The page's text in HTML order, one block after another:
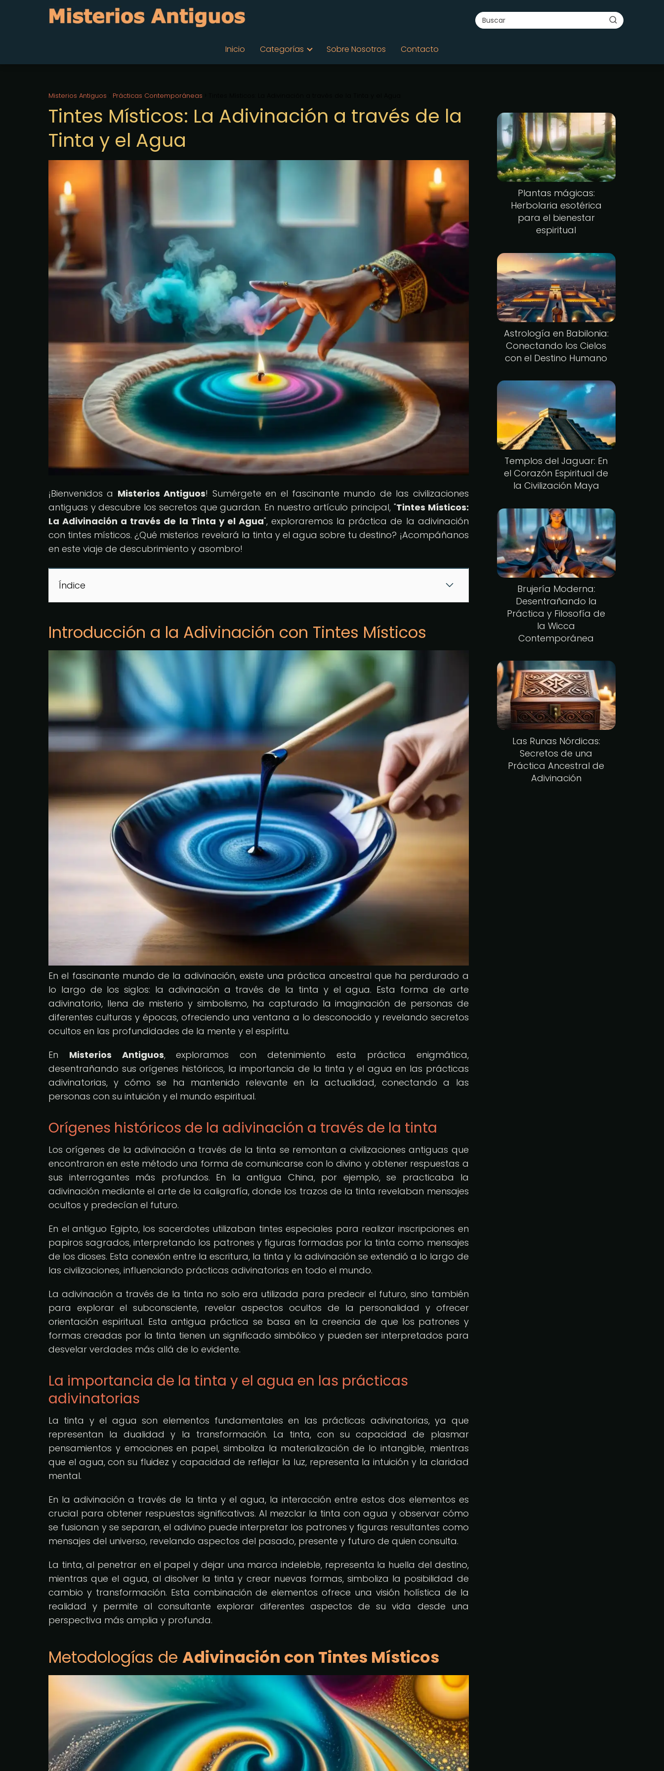
Inicio Categorías Sobre Nosotros Contacto
Misterios Antiguos Prácticas Contemporáneas
Tintes Místicos: La Adivinación a través de la
Tinta y el Agua
¡Bienvenidos a Misterios Antiguos! Sumérgete en el fascinante mundo de las civilizaciones
antiguas y descubre los secretos que guardan. En nuestro artículo principal, "Tintes Místicos:
La Adivinación a través de la Tinta y el Agua", exploraremos la práctica de la adivinación
con tintes místicos. ¿Qué misterios revelará la tinta y el agua sobre tu destino? ¡Acompáñanos
en este viaje de descubrimiento y asombro!
Índice
Introducción a la Adivinación con Tintes Místicos
En el fascinante mundo de la adivinación, existe una práctica ancestral que ha perdurado a
lo largo de los siglos: la adivinación a través de la tinta y el agua. Esta forma de arte
adivinatorio, llena de misterio y simbolismo, ha capturado la imaginación de personas de
diferentes culturas y épocas, ofreciendo una ventana a lo desconocido y revelando secretos
ocultos en las profundidades de la mente y el espíritu.
En Misterios Antiguos, exploramos con detenimiento esta práctica enigmática,
desentrañando sus orígenes históricos, la importancia de la tinta y el agua en las prácticas
adivinatorias, y cómo se ha mantenido relevante en la actualidad, conectando a las
personas con su intuición y el mundo espiritual.
Orígenes históricos de la adivinación a través de la tinta
Los orígenes de la adivinación a través de la tinta se remontan a civilizaciones antiguas que
encontraron en este método una forma de comunicarse con lo divino y obtener respuestas a
sus interrogantes más profundos. En la antigua China, por ejemplo, se practicaba la
adivinación mediante el arte de la caligrafía, donde los trazos de la tinta revelaban mensajes
ocultos y predecían el futuro.
En el antiguo Egipto, los sacerdotes utilizaban tintes especiales para realizar inscripciones en
papiros sagrados, interpretando los patrones y figuras formadas por la tinta como mensajes
de los dioses. Esta conexión entre la escritura, la tinta y la adivinación se extendió a lo largo de
las civilizaciones, influenciando prácticas adivinatorias en todo el mundo.
La adivinación a través de la tinta no solo era utilizada para predecir el futuro, sino también
para explorar el subconsciente, revelar aspectos ocultos de la personalidad y ofrecer
orientación espiritual. Esta antigua práctica se basa en la creencia de que los patrones y
formas creadas por la tinta tienen un significado simbólico y pueden ser interpretados para
desvelar verdades más allá de lo evidente.
La importancia de la tinta y el agua en las prácticas
adivinatorias
La tinta y el agua son elementos fundamentales en las prácticas adivinatorias, ya que
representan la dualidad y la transformación. La tinta, con su capacidad de plasmar
pensamientos y emociones en papel, simboliza la materialización de lo intangible, mientras
que el agua, con su fluidez y capacidad de reflejar la luz, representa la intuición y la claridad
mental.
En la adivinación a través de la tinta y el agua, la interacción entre estos dos elementos es
crucial para obtener respuestas significativas. Al mezclar la tinta con agua y observar cómo
se fusionan y se separan, el adivino puede interpretar los patrones y figuras resultantes como
mensajes del universo, revelando aspectos del pasado, presente y futuro de quien consulta.
La tinta, al penetrar en el papel y dejar una marca indeleble, representa la huella del destino,
mientras que el agua, al disolver la tinta y crear nuevas formas, simboliza la posibilidad de
cambio y transformación. Esta combinación de elementos ofrece una visión holística de la
realidad y permite al consultante explorar diferentes aspectos de su vida desde una
perspectiva más amplia y profunda.
Metodologías de Adivinación con Tintes Místicos
Plantas mágicas:
Herbolaria esotérica
para el bienestar
espiritual
Astrología en Babilonia:
Conectando los Cielos
con el Destino Humano
Templos del Jaguar: En
el Corazón Espiritual de
la Civilización Maya
Brujería Moderna:
Desentrañando la
Práctica y Filosofía de
la Wicca
Contemporánea
Las Runas Nórdicas:
Secretos de una
Práctica Ancestral de
Adivinación